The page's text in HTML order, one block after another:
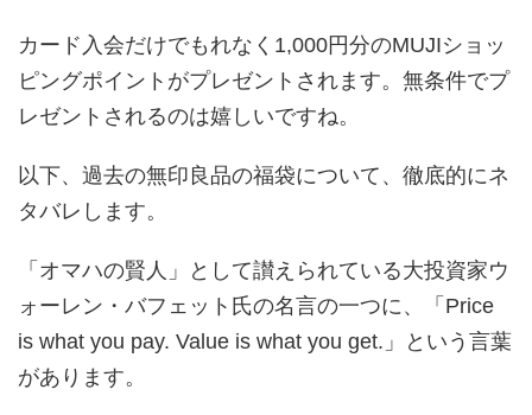
カード入会だけでもれなく1,000円分のMUJIショッ
ピングポイントがプレゼントされます。無条件でプ
レゼントされるのは嬉しいですね。
以下、過去の無印良品の福袋について、徹底的にネ
タバレします。
「オマハの賢人」として讃えられている大投資家ウ
ォーレン・バフェット氏の名言の一つに、「Price
is what you pay. Value is what you get.」という言葉
があります。